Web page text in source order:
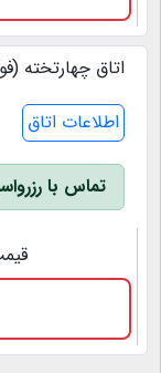
اتاق چهارتخته
اطلاعات اتاق
تماس با